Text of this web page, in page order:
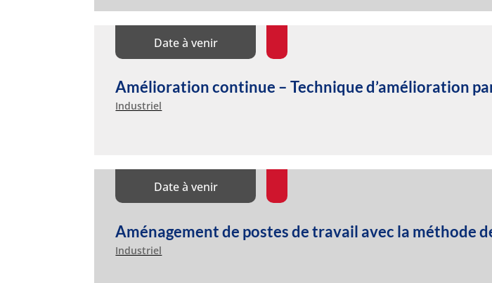
Date à venir
Amélioration continue – Technique d’amélioration
Industriel
Date à venir
Aménagement de postes de travail avec la méthode
Industriel